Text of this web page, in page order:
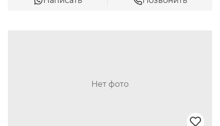
Нет фото